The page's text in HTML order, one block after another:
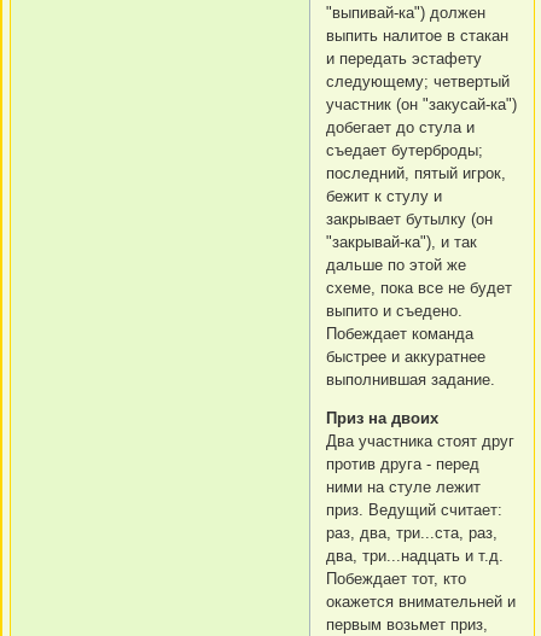
"выпивай-ка") должен
выпить налитое в стакан
и передать эстафету
следующему; четвертый
участник (он "закусай-ка")
добегает до стула и
съедает бутерброды;
последний, пятый игрок,
бежит к стулу и
закрывает бутылку (он
"закрывай-ка"), и так
дальше по этой же
схеме, пока все не будет
выпито и съедено.
Побеждает команда
быстрее и аккуратнее
выполнившая задание.
Приз на двоих
Два участника стоят друг
против друга - перед
ними на стуле лежит
приз. Ведущий считает:
раз, два, три...ста, раз,
два, три...надцать и т.д.
Побеждает тот, кто
окажется внимательней и
первым возьмет приз,